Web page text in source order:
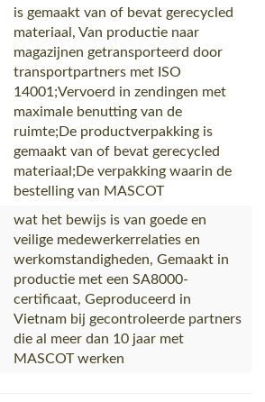
is gemaakt van of bevat gerecycled
materiaal, Van productie naar
magazijnen getransporteerd door
transportpartners met ISO
14001;Vervoerd in zendingen met
maximale benutting van de
ruimte;De productverpakking is
gemaakt van of bevat gerecycled
materiaal;De verpakking waarin de
bestelling van MASCOT
wat het bewijs is van goede en
veilige medewerkerrelaties en
werkomstandigheden, Gemaakt in
productie met een SA8000-
certificaat, Geproduceerd in
Vietnam bij gecontroleerde partners
die al meer dan 10 jaar met
MASCOT werken